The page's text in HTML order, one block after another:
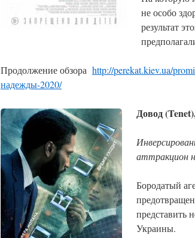
не особо
результат
Продолжение обзора http://perekat.kiev.ua/
надежды-2020/
Довод
аттракцион
Бородатый
представить
Украины.